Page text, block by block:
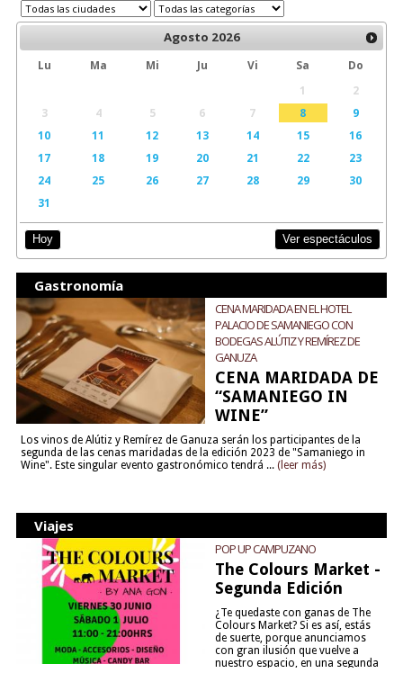
Agosto 2026
Lu Ma Mi Ju Vi Sa
Do
1
2
3
4 5 6 7 8
9
10
11 12 13 14 15
16
17
18 19 20 21 22
23
24
25 26 27 28 29
30
31
Hoy Ver espectáculos
Gastronomía
CENA MARIDADA EN EL HOTEL
PALACIO DE SAMANIEGO CON
BODEGAS ALÚTIZ Y REMÍREZ DE
GANUZA
CENA MARIDADA DE
“SAMANIEGO IN
WINE”
Los vinos de Alútiz y Remírez de Ganuza serán los participantes de la
segunda de las cenas maridadas de la edición 2023 de "Samaniego in
Wine". Este singular evento gastronómico tendrá ... (leer más)
Viajes
POP UP CAMPUZANO
The Colours Market -
Segunda Edición
¿Te quedaste con ganas de The
Colours Market? Si es así, estás
de suerte, porque anunciamos
con gran ilusión que vuelve a
nuestro espacio, en una segunda